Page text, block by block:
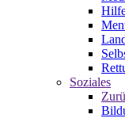
Soziales